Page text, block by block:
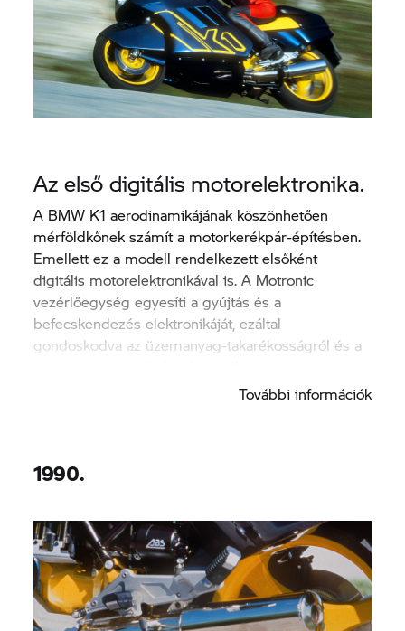
Az első digitális motorelektronika.
A BMW K1 aerodinamikájának köszönhetően
mérföldkőnek számít a motorkerékpár-építésben.
Emellett ez a modell rendelkezett elsőként
digitális motorelektronikával is. A Motronic
vezérlőegység egyesíti a gyújtás és a
befecskendezés elektronikáját, ezáltal
gondoskodva az üzemanyag-takarékosságról és a
követelményeinek teljesüléséről.További információk
1990.